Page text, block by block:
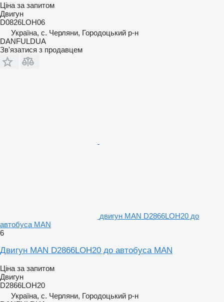
Ціна за запитом
Двигун
D0826LOH06
Україна, с. Черляни, Городоцький р-н
DANFULDUA
Зв'язатися з продавцем
двигун MAN D2866LOH20 до
автобуса MAN
6
Двигун MAN D2866LOH20 до автобуса MAN
Ціна за запитом
Двигун
D2866LOH20
Україна, с. Черляни, Городоцький р-н